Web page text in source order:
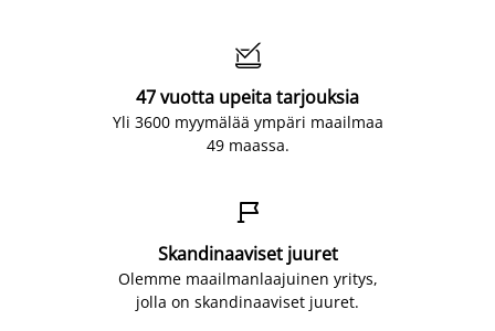

47 vuotta upeita tarjouksia
Yli 3600 myymälää ympäri maailmaa
49 maassa.

Skandinaaviset juuret
Olemme maailmanlaajuinen yritys,
jolla on skandinaaviset juuret.